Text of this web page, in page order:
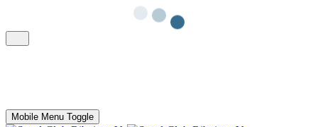
Mobile Menu Toggle